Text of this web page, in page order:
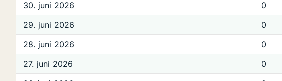
30. juni 2026
0
29. juni 2026
0
28. juni 2026
0
27. juni 2026
0